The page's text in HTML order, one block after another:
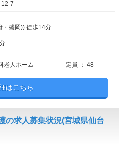
12-7
・盛岡)) 徒歩14分
老人ホーム 定員 ： 48
はこちら
の求人募集状況(宮城県仙台